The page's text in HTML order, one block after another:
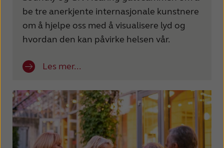
France India
International Italia
Latinoamérica
New Zealand Norge
Schweiz Suisse
Suomi Sverige
be tre anerkjente internasjonale kunstnere
om å hjelpe oss med å visualisere lyd og
hvordan den kan påvirke helsen vår.
Les mer...